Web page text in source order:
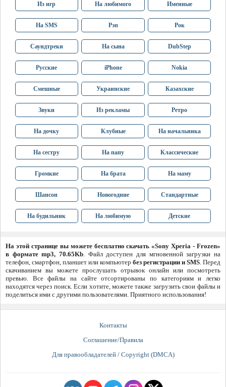
Из игр На любимого Именные
На SMS Рэп Рок
Саундтреки На сына DubStep
Русские iPhone Nokia
Смешные Украинские Казахские
Звуки Из рекламы Ретро
На дочку Клубные На начальника
На сестру На папу Классические
Громкие На брата На маму
Шансон Новогодние Стандартные
На будильник На любимую Детские
На этой странице вы можете бесплатно скачать «Sony Xperia - Frozen»
в формате mp3, 70.65Kb. Файл доступен для мгновенной загрузки на
телефон, смартфон, планшет или компьютер без регистрации и SMS. Перед
скачиванием вы можете прослушать отрывок онлайн или посмотреть
превью. Все файлы на сайте отсортированы по категориям и легко
находятся через поиск. Если хотите, можете также загрузить свои файлы и
поделиться ими с другими пользователями. Приятного использования!
Контакты
Соглашение/Правила
Для правообладателей / Copyright (DMCA)